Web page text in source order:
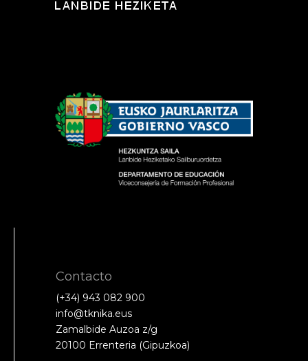
Contacto
(+34) 943 082 900
info@tknika.eus
Zamalbide Auzoa z/g
20100 Errenteria (Gipuzkoa)